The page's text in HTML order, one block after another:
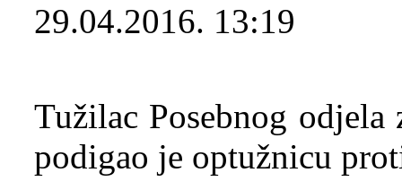
29.04.2016. 13:19
Tužilac Posebnog
podigao je optužnicu